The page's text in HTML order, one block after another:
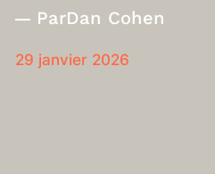
ParDan Cohen
29 janvier 2026